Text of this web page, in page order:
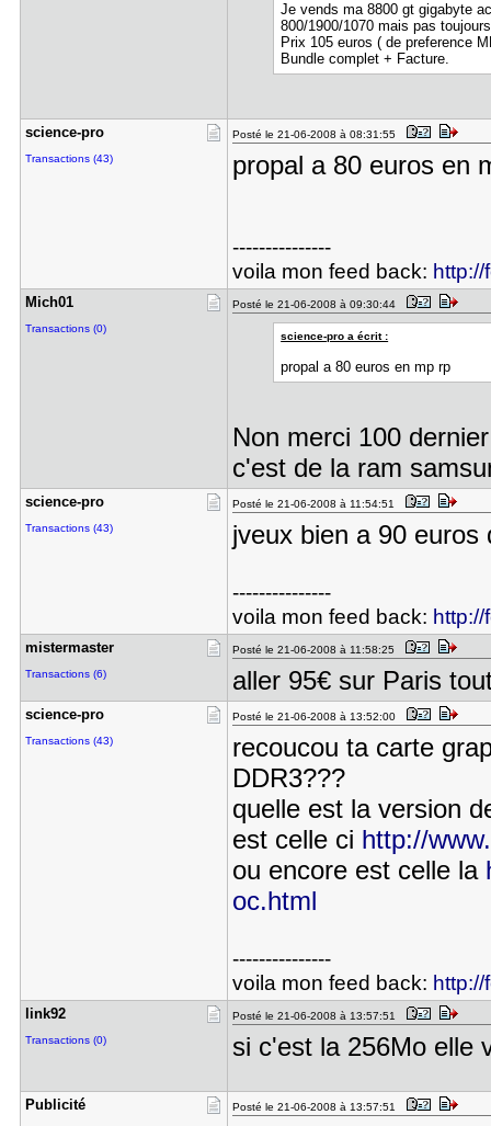
Je vends ma 8800 gt gigabyte
800/1900/1070 mais pas
Prix 105 euros ( de preference
Bundle complet + Facture.
science-pr​o
Transactions (43)
Posté le 21-06-2008 à 08:31:55
propal a 80 euros en
---------------
voila mon feed back:
Mich01
Transactions (0)
Posté le 21-06-2008 à 09:30:44
science-pro a écrit :
propal a 80 euros en mp rp
Non merci 100
c'est de la ram
science-pr​o
Transactions (43)
Posté le 21-06-2008 à 11:54:51
jveux bien a 90 euros
---------------
voila mon feed back:
mistermast​er
Transactions (6)
Posté le 21-06-2008 à 11:58:25
aller 95€ sur Paris
science-pr​o
Transactions (43)
Posté le 21-06-2008 à 13:52:00
recoucou ta carte
DDR3???
quelle est la version
est celle ci http://
ou encore est celle la
oc.html
---------------
voila mon feed back:
link92
Transactions (0)
Posté le 21-06-2008 à 13:57:51
si c'est la 256Mo
Publicité Posté le 21-06-2008 à 13:57:51